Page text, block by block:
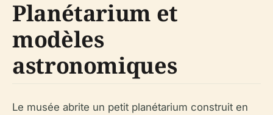
Planétarium et
modèles
astronomiques
Le musée abrite un petit planétarium construit en